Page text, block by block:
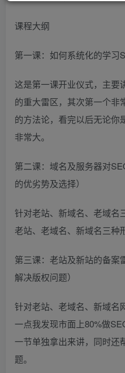
课程大纲
第一课：如何系统化的学习
这是第一课开业仪式，主要
的重大雷区，其次第一个非
的方法论，看完以后无论你
非常大。
第二课：域名及服务器对
的优劣势及选择）
针对老站、新域名、老域名
老站、老域名、新域名三种
第三课：老站及新站的备案
解决版权问题）
针对老站、老域名、新域名
一点我发现市面上80%做
一节单独拿出来讲，同时还
题。